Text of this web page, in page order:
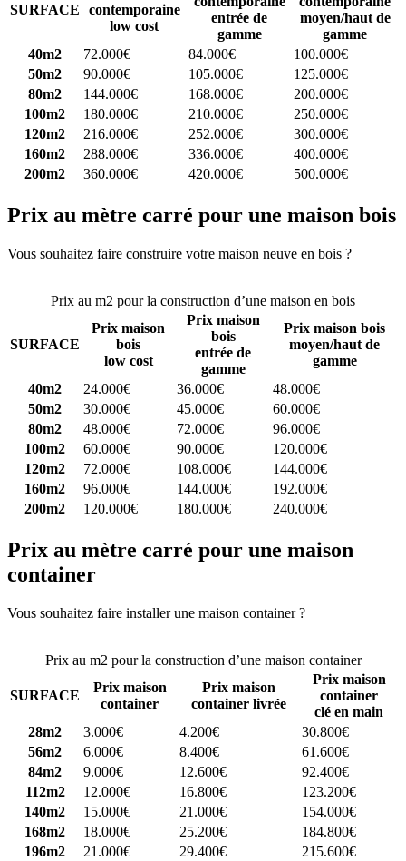
SURFACE
contemporaine
low cost
entrée de
gamme
moyen/haut de
gamme
40m2
72.000€ 84.000€
100.000€
50m2
90.000€ 105.000€
125.000€
80m2
144.000€ 168.000€
200.000€
100m2
180.000€ 210.000€
250.000€
120m2
216.000€ 252.000€
300.000€
160m2
288.000€ 336.000€
400.000€
200m2
360.000€ 420.000€ 500.000€
Prix au mètre carré pour une maison bois
Vous souhaitez faire construire votre maison neuve en bois ?
Prix au m2 pour la construction d’une maison en bois
SURFACE
Prix maison
bois
low cost
Prix maison
bois
entrée de
gamme
Prix maison bois
moyen/haut de
gamme
40m2
24.000€ 36.000€
48.000€
50m2
30.000€ 45.000€
60.000€
80m2
48.000€ 72.000€
96.000€
100m2
60.000€ 90.000€
120.000€
120m2
72.000€ 108.000€
144.000€
160m2
96.000€ 144.000€
192.000€
200m2
120.000€ 180.000€ 240.000€
Prix au mètre carré pour une maison
container
Vous souhaitez faire installer une maison container ?
Prix au m2 pour la construction d’une maison container
SURFACE
Prix maison
container
Prix maison
container livrée
Prix maison
container
clé en main
28m2
3.000€ 4.200€
30.800€
56m2
6.000€ 8.400€
61.600€
84m2
9.000€ 12.600€
92.400€
112m2
12.000€ 16.800€
123.200€
140m2
15.000€ 21.000€
154.000€
168m2
18.000€ 25.200€
184.800€
196m2
21.000€ 29.400€ 215.600€